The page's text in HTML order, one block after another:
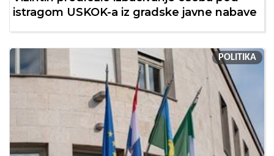
istragom USKOK-a iz gradske javne nabave
POLITIKA